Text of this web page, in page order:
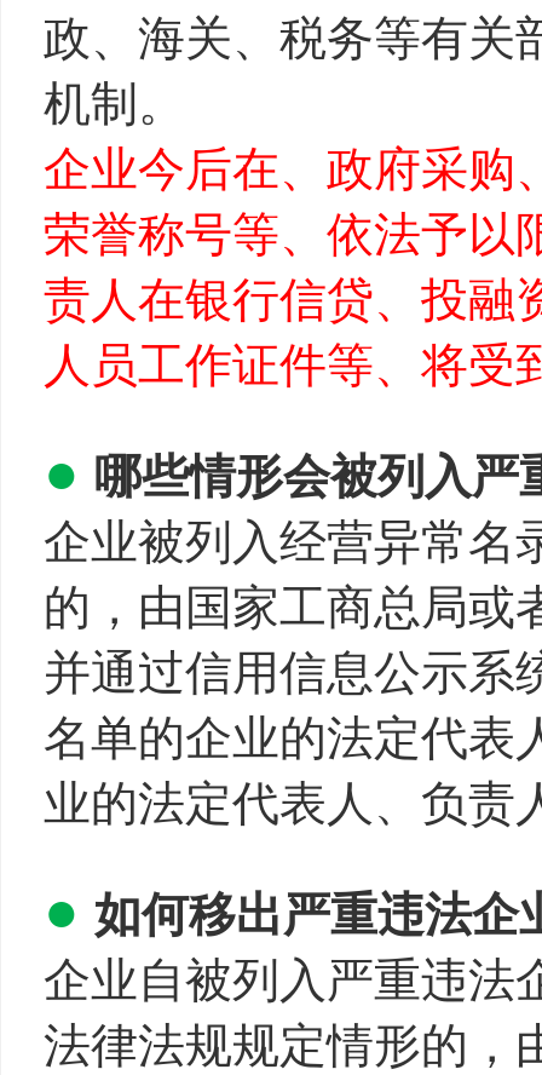
政、海关、税务等有关
机制。
企业今后在、政府采购
荣誉称号等、依法予以
责人在银行信贷、投融
人员工作证件等、将受
● 哪些情形会被列入
企业被列入经营异常名
的，由国家工商总局或
并通过信用信息公示系
名单的企业的法定代表
业的法定代表人、负责
● 如何移出严重违法
企业自被列入严重违法
法律法规规定情形的，